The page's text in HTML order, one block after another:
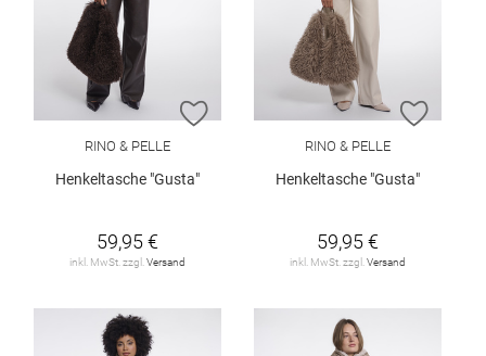
ZUR WUNSCHLISTE HINZUFÜGEN
RINO & PELLE
Henkeltasche "Gusta"
59,95 €
inkl. MwSt. zzgl.Versand
ZUR
RINO & PELLE
Henkeltasche "Gusta"
59,95 €
inkl. MwSt. zzgl.Versand